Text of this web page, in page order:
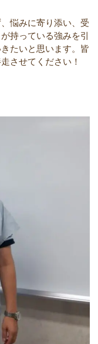
悩みに寄り添い、受
持っている強みを引
たいと思います。皆
させてください！